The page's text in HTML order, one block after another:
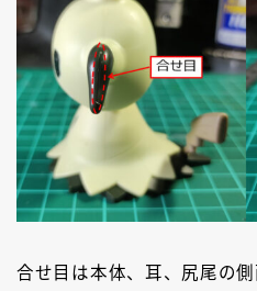
合せ目は本体、耳、尻尾の